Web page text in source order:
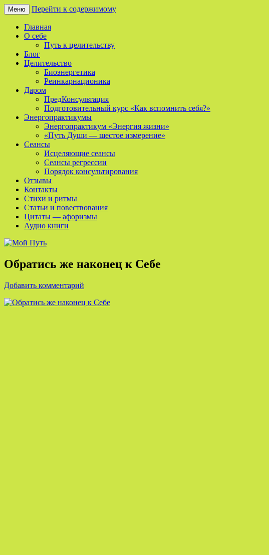
Мой Путь
Меню Перейти к содержимому
Главная
О себе
Путь к целительству
Блог
Целительство
Биоэнергетика
Реинкарнационика
Даром
ПредКонсультация
Подготовительный курс «Как вспомнить себя?»
Энергопрактикумы
Энергопрактикум «Энергия жизни»
«Путь Души — шестое измерение»
Сеансы
Исцеляющие сеансы
Сеансы регрессии
Порядок консультирования
Отзывы
Контакты
Стихи и ритмы
Статьи и повествования
Цитаты — афоризмы
Аудио книги
Обратись же наконец к Себе
Добавить комментарий